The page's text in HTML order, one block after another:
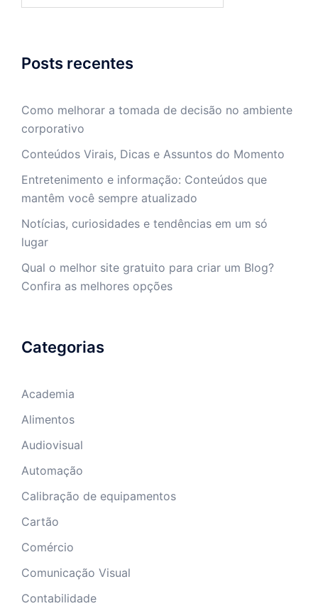
Posts recentes
Como melhorar a tomada de decisão no ambiente
corporativo
Conteúdos Virais, Dicas e Assuntos do Momento
Entretenimento e informação: Conteúdos que
mantêm você sempre atualizado
Notícias, curiosidades e tendências em um só
lugar
Qual o melhor site gratuito para criar um Blog?
Confira as melhores opções
Categorias
Academia
Alimentos
Audiovisual
Automação
Calibração de equipamentos
Cartão
Comércio
Comunicação Visual
Contabilidade